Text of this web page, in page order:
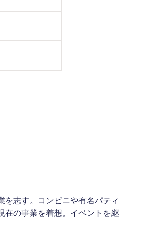
志す。コンビニや有名パティ
在の事業を着想。イベントを継